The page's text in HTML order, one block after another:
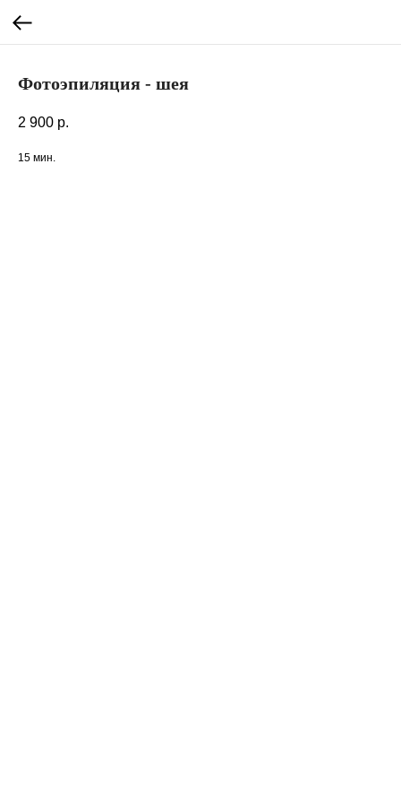
Фотоэпиляция - шея
2 900 р.
15 мин.